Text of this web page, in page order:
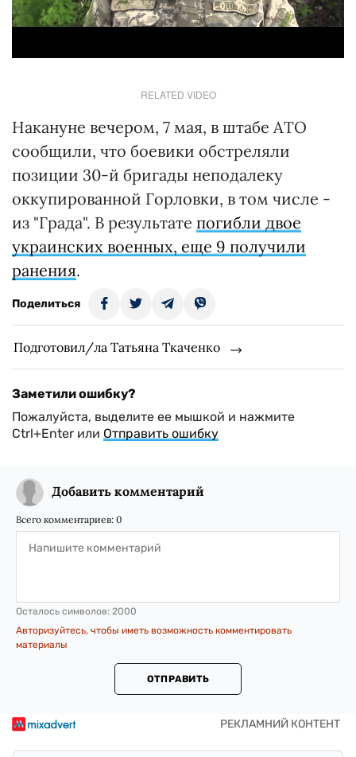
RELATED VIDEO
Накануне вечером, 7 мая, в штабе АТО
сообщили, что боевики обстреляли
позиции 30-й бригады неподалеку
оккупированной Горловки, в том числе -
из "Града". В результате погибли двое
украинских военных, еще 9 получили
ранения.
Поделиться
Подготовил/ла Татьяна Ткаченко
Заметили ошибку?
Пожалуйста, выделите ее мышкой и нажмите
Ctrl+Enter или Отправить ошибку
Добавить комментарий
Всего комментариев: 0
Осталось символов: 2000
Авторизуйтесь, чтобы иметь возможность комментировать
материалы
ОТПРАВИТЬ